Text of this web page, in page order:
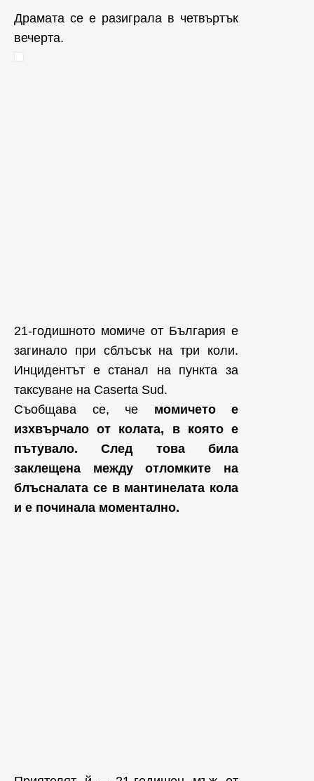
Драмата се е разиграла в четвъртък
вечерта.
21-годишното момиче от България е
загинало при сблъсък на три коли.
Инцидентът е станал на пункта за
таксуване на Caserta Sud.
Съобщава се, че момичето е
изхвърчало от колата, в която е
пътувало. След това била
заклещена между отломките на
блъсналата се в мантинелата кола
и е починала моментално.